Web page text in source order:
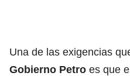
Una de las exigencias
Gobierno Petro es que